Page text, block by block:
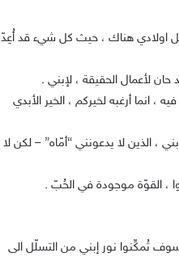
كل اولادي هناك ، حيث كل شيء قد أُعِدّ
لأعمال الحقيقة ، لإبني .
أرغبه لخيركم ، الخير الأبدي
، الذين لا يدعونني “أمّاه” – لكن لا
، القوّة موجودة في الحُبّ .
تُمكِّنوا نور إبني من التسلّل الى